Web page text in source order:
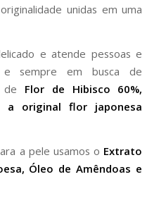
unidas em uma
e atende pessoas e
e sempre em busca de
de Flor de Hibisco 60%,
a original flor japonesa
a pele usamos o Extrato
Óleo de Amêndoas e